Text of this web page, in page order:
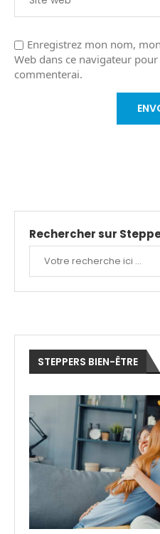
Enregistrez mon nom,
Web dans ce navigateur
commenterai.
Rechercher sur
STEPPERS BIEN-ÊTRE